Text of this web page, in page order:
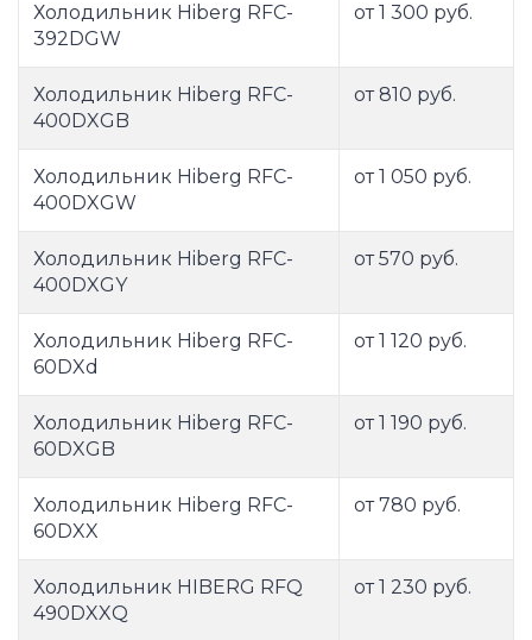
Холодильник Hiberg RFC-
392DGW
от 1 300 руб.
Холодильник Hiberg RFC-
400DXGB
от 810 руб.
Холодильник Hiberg RFC-
400DXGW
от 1 050 руб.
Холодильник Hiberg RFC-
400DXGY
от 570 руб.
Холодильник Hiberg RFC-
60DXd
от 1 120 руб.
Холодильник Hiberg RFC-
60DXGB
от 1 190 руб.
Холодильник Hiberg RFC-
60DXX
от 780 руб.
Холодильник HIBERG RFQ
490DXXQ
от 1 230 руб.